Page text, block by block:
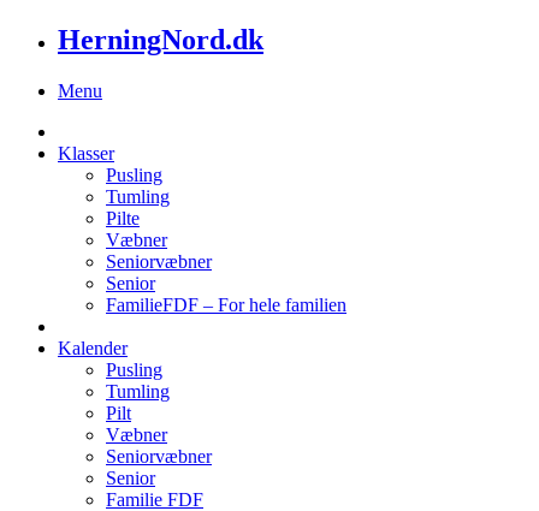
HerningNord.dk
Menu
Klasser
Pusling
Tumling
Pilte
Væbner
Seniorvæbner
Senior
FamilieFDF – For hele familien
Kalender
Pusling
Tumling
Pilt
Væbner
Seniorvæbner
Senior
Familie FDF